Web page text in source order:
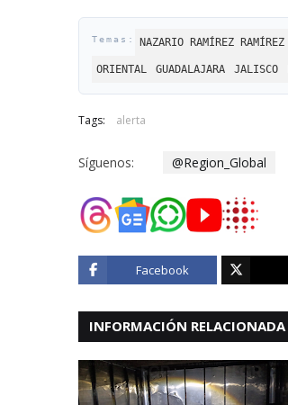
NAZARIO RAMÍREZ RAMÍREZ
ORIENTAL GUADALAJARA JALISCO
Tags: alerta
Síguenos: @Region_Global
Facebook
INFORMACIÓN RELACIONADA